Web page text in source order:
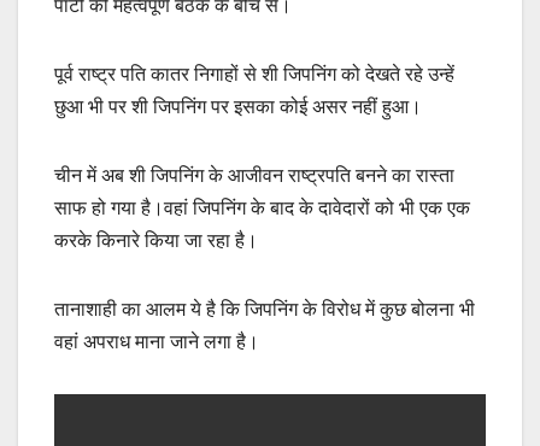
पार्टी की महत्वपूर्ण बैठक के बीच से।
पूर्व राष्ट्र पति कातर निगाहों से शी जिपनिंग को देखते रहे उन्हें
छुआ भी पर शी जिपनिंग पर इसका कोई असर नहीं हुआ।
चीन में अब शी जिपनिंग के आजीवन राष्ट्रपति बनने का रास्ता
साफ हो गया है।वहां जिपनिंग के बाद के दावेदारों को भी एक एक
करके किनारे किया जा रहा है।
तानाशाही का आलम ये है कि जिपनिंग के विरोध में कुछ बोलना भी
वहां अपराध माना जाने लगा है।